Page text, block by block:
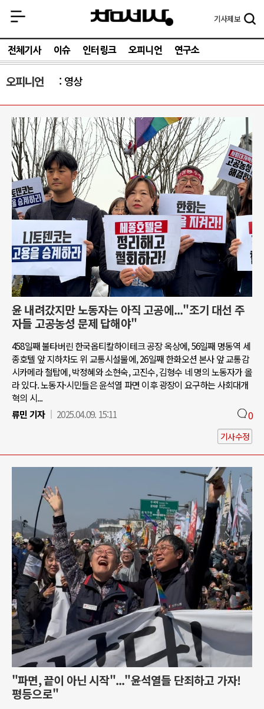
기사제보
전체기사 이슈 인터링크 오피니언 연구소
오피니언 영상
윤 내려갔지만 노동자는 아직 고공에..."조기 대선 주
자들 고공농성 문제 답해야"
458일째 불타버린 한국옵티칼하이테크 공장 옥상에, 56일째 명동역 세
종호텔 앞 지하차도 위 교통시설물에, 26일째 한화오션 본사 앞 교통감
시카메라 철탑에, 박정혜와 소현숙, 고진수, 김형수 네 명의 노동자가 올
라 있다. 노동자·시민들은 윤석열 파면 이후 광장이 요구하는 사회대개
혁의 시...
류민 기자
2025.04.09. 15:11 0
기사수정
"파면, 끝이 아닌 시작"..."윤석열들 단죄하고 가자!
평등으로"